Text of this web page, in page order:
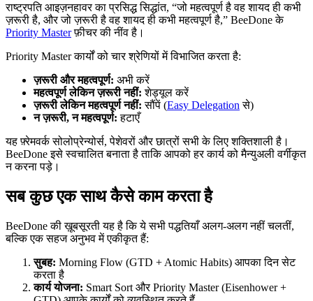
राष्ट्रपति आइज़नहावर का प्रसिद्ध सिद्धांत, “जो महत्वपूर्ण है वह शायद ही कभी
ज़रूरी है, और जो ज़रूरी है वह शायद ही कभी महत्वपूर्ण है,” BeeDone के
Priority Masterफ़ीचर की नींव है।
Priority Master कार्यों को चार श्रेणियों में विभाजित करता है:
ज़रूरी और महत्वपूर्ण: अभी करें
महत्वपूर्ण लेकिन ज़रूरी नहीं: शेड्यूल करें
ज़रूरी लेकिन महत्वपूर्ण नहीं: सौंपें (Easy Delegation से)
न ज़रूरी, न महत्वपूर्ण: हटाएँ
यह फ़्रेमवर्क सोलोप्रेन्योर्स, पेशेवरों और छात्रों सभी के लिए शक्तिशाली है।
BeeDone इसे स्वचालित बनाता है ताकि आपको हर कार्य को मैन्युअली वर्गीकृत
न करना पड़े।
सब कुछ एक साथ कैसे काम करता है
BeeDone की ख़ूबसूरती यह है कि ये सभी पद्धतियाँ अलग-अलग नहीं चलतीं,
बल्कि एक सहज अनुभव में एकीकृत हैं:
सुबह: Morning Flow (GTD + Atomic Habits) आपका दिन सेट
करता है
कार्य योजना: Smart Sort और Priority Master (Eisenhower +